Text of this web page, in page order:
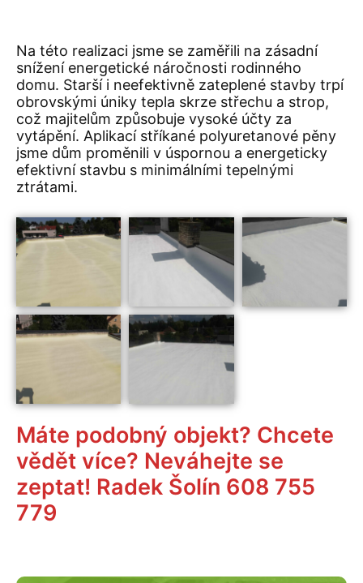
Na této realizaci jsme se zaměřili na zásadní
snížení energetické náročnosti rodinného
domu. Starší i neefektivně zateplené stavby trpí
obrovskými úniky tepla skrze střechu a strop,
což majitelům způsobuje vysoké účty za
vytápění. Aplikací stříkané polyuretanové pěny
jsme dům proměnili v úspornou a energeticky
efektivní stavbu s minimálními tepelnými
ztrátami.
Máte podobný objekt? Chcete
vědět více? Neváhejte se
zeptat! Radek Šolín 608 755
779